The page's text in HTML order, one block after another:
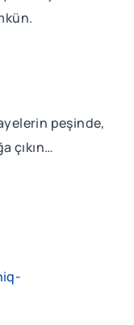
peşinde,
çıkın…